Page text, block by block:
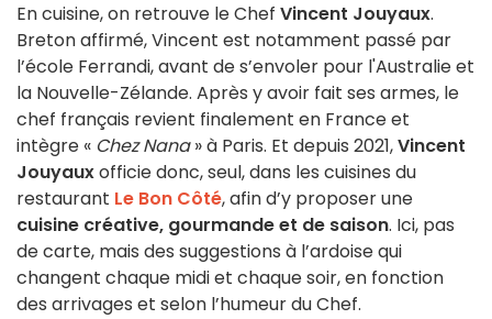
En cuisine, on retrouve le Chef Vincent Jouyaux.
Breton affirmé, Vincent est notamment passé par
l’école Ferrandi, avant de s’envoler pour l'Australie et
la Nouvelle-Zélande. Après y avoir fait ses armes, le
chef français revient finalement en France et
intègre « Chez Nana» à Paris. Et depuis 2021,Vincent
Jouyauxofficie donc, seul, dans les cuisines du
restaurant Le Bon Côté, afin d’y proposer une
cuisine créative, gourmande et de saison. Ici, pas
de carte, mais des suggestions à l’ardoise qui
changent chaque midi et chaque soir, en fonction
des arrivages et selon l’humeur du Chef.